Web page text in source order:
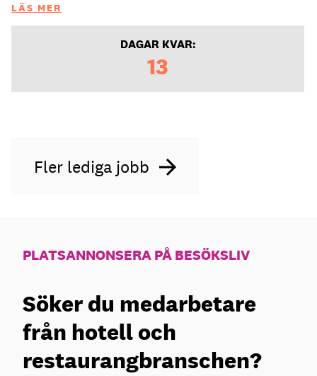
LÄS MER
DAGAR KVAR:
13
Fler lediga jobb
PLATSANNONSERA PÅ BESÖKSLIV
Söker du medarbetare
från hotell och
restaurangbranschen?